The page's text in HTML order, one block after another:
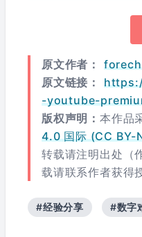
原文作者：
原文链接：
-youtube-
版权声明： 本作品
4.0 国际 (CC BY-
转载请注明出处（
载请联系作者获得
#经验分享
#数字